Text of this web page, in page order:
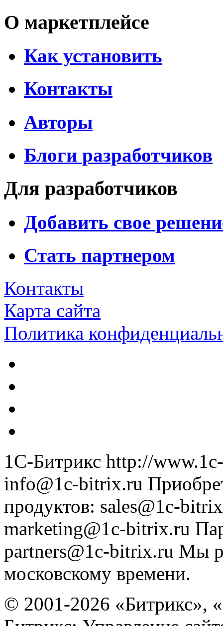
О маркетплейсе
Как установить
Контакты
Авторы
Блоги разработчиков
Для разработчиков
Добавить свое
Стать партнером
Контакты
Карта сайта
Политика
1С-Битрикс http://
info@1c-bitrix.ru
продуктов: sales@1c-
marketing@1c-bitrix.ru
partners@1c-bitrix.ru Мы
московскому времени.
© 2001-2026 «Битрикс»,